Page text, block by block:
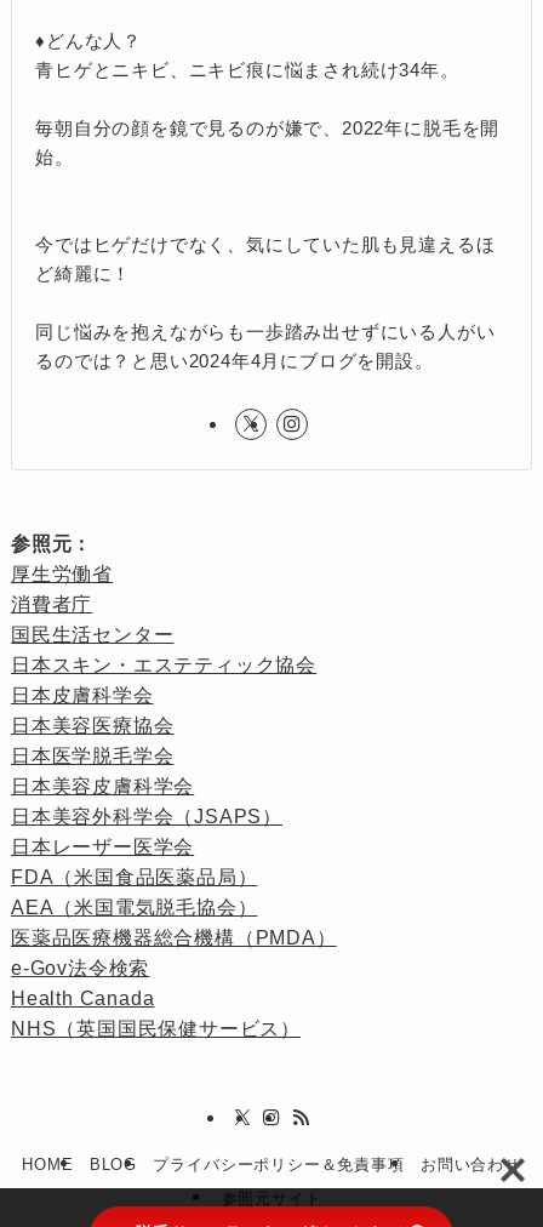
♦︎どんな人？
青ヒゲとニキビ、ニキビ痕に悩まされ続け34年。
毎朝自分の顔を鏡で見るのが嫌で、2022年に脱毛を開
始。
今ではヒゲだけでなく、気にしていた肌も見違えるほ
ど綺麗に！
同じ悩みを抱えながらも一歩踏み出せずにいる人がい
るのでは？と思い2024年4月にブログを開設。
参照元：
厚生労働省
消費者庁
国民生活センター
日本スキン・エステティック協会
日本皮膚科学会
日本美容医療協会
日本医学脱毛学会
日本美容皮膚科学会
日本美容外科学会（JSAPS）
日本レーザー医学会
FDA（米国食品医薬品局）
AEA（米国電気脱毛協会）
医薬品医療機器総合機構（PMDA）
e-Gov法令検索
Health Canada
NHS（英国国民保健サービス）
HOME BLOG プライバシーポリシー＆免責事項
お問い合わせ
参照元サイト